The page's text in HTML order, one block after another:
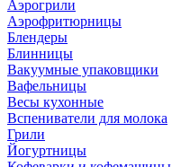
Аэрогрили
Аэрофритюрницы
Блендеры
Блинницы
Вакуумные упаковщики
Вафельницы
Весы кухонные
Вспениватели для молока
Грили
Йогуртницы